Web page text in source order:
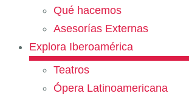
Qué hacemos
Asesorías Externas
Explora Iberoamérica
Teatros
Ópera Latinoamericana